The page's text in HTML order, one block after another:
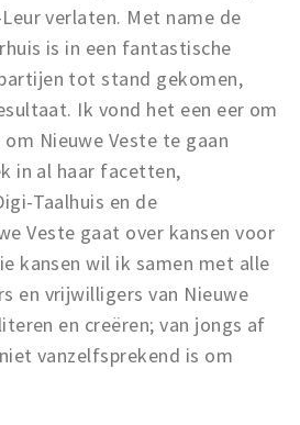
verlaten. Met name de
is in een fantastische
tot stand gekomen,
Ik vond het een eer om
Nieuwe Veste te gaan
in al haar facetten,
Taalhuis en de
Veste gaat over kansen voor
kansen wil ik samen met alle
en vrijwilligers van Nieuwe
en creëren; van jongs af
vanzelfsprekend is om